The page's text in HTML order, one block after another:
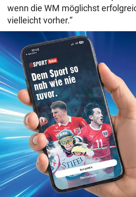
wenn die WM möglichst
vielleicht vorher.“